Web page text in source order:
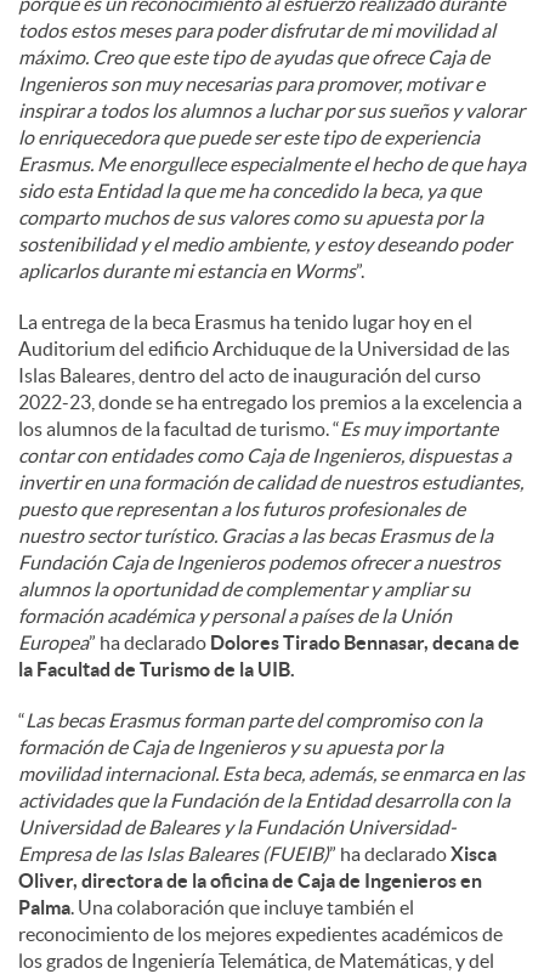
todos estos meses para poder disfrutar de mi movilidad al
máximo. Creo que este tipo de ayudas que ofrece Caja de
Ingenieros son muy necesarias para promover, motivar e
inspirar a todos los alumnos a luchar por sus sueños y valorar
lo enriquecedora que puede ser este tipo de experiencia
Erasmus. Me enorgullece especialmente el hecho de que haya
sido esta Entidad la que me ha concedido la beca, ya que
comparto muchos de sus valores como su apuesta por la
sostenibilidad y el medio ambiente, y estoy deseando poder
aplicarlos durante mi estancia en Worms”.
La entrega de la beca Erasmus ha tenido lugar hoy en el
Auditorium del edificio Archiduque de la Universidad de las
Islas Baleares, dentro del acto de inauguración del curso
2022-23, donde se ha entregado los premios a la excelencia a
los alumnos de la facultad de turismo. “Es muy importante
contar con entidades como Caja de Ingenieros, dispuestas a
invertir en una formación de calidad de nuestros estudiantes,
puesto que representan a los futuros profesionales de
nuestro sector turístico. Gracias a las becas Erasmus de la
Fundación Caja de Ingenieros podemos ofrecer a nuestros
alumnos la oportunidad de complementar y ampliar su
formación académica y personal a países de la Unión
Europea” ha declarado Dolores Tirado Bennasar, decana de
la Facultad de Turismo de la UIB.
“Las becas Erasmus forman parte del compromiso con la
formación de Caja de Ingenieros y su apuesta por la
movilidad internacional. Esta beca, además, se enmarca en las
actividades que la Fundación de la Entidad desarrolla con la
Universidad de Baleares y la Fundación Universidad-
Empresa de las Islas Baleares (FUEIB)” ha declaradoXisca
Oliver, directora de la oficina de Caja de Ingenieros en
Palma. Una colaboración que incluye también el
reconocimiento de los mejores expedientes académicos de
los grados de Ingeniería Telemática, de Matemáticas, y del